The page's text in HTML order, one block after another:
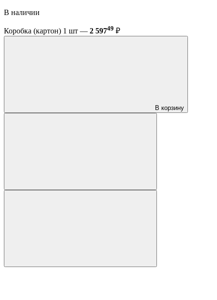
В наличии
Коробка (картон) 1 шт — 2 59749 ₽
В корзину